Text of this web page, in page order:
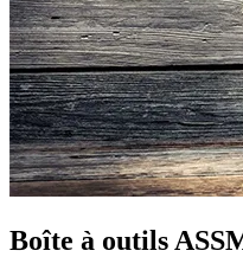
Boîte à outils